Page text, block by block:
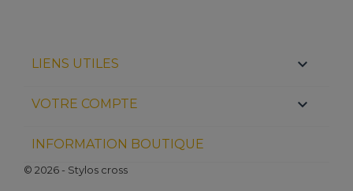
LIENS UTILES 
VOTRE COMPTE 
INFORMATION BOUTIQUE
© 2026 - Stylos cross